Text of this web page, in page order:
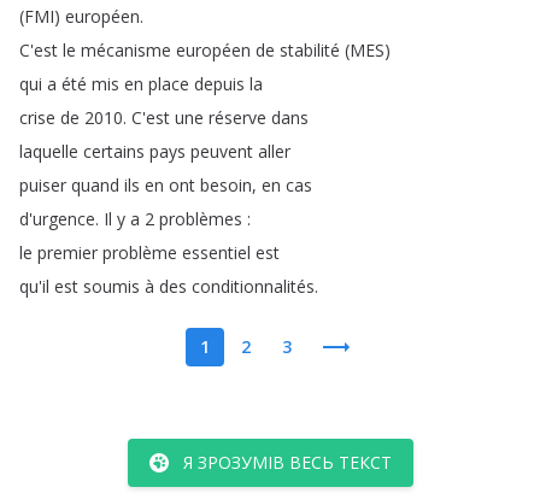
(FMI) européen.
C'est le mécanisme européen de stabilité (MES)
qui a été mis en place depuis la
crise de 2010. C'est une réserve dans
laquelle certains pays peuvent aller
puiser quand ils en ont besoin, en cas
d'urgence. Il y a 2 problèmes :
le premier problème essentiel est
qu'il est soumis à des conditionnalités.
1 2 3
Я ЗРОЗУМІВ ВЕСЬ ТЕКСТ